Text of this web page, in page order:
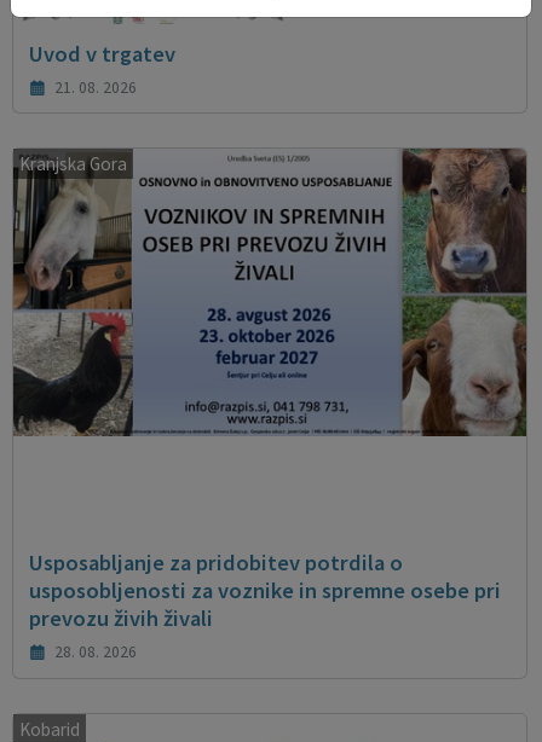
Uvod v trgatev
21. 08. 2026
Kranjska Gora
Usposabljanje za pridobitev potrdila o
usposobljenosti za voznike in spremne osebe pri
prevozu živih živali
28. 08. 2026
Kobarid